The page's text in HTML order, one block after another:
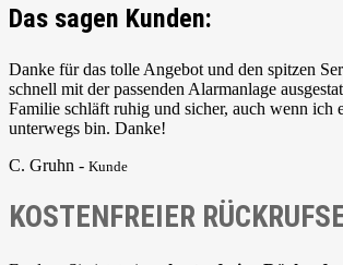
Das sagen Kunden:
Danke für das tolle Angebot und den spitzen
schnell mit der passenden Alarmanlage
Familie schläft ruhig und sicher, auch wenn ich
unterwegs bin. Danke!
C. Gruhn - Kunde
KOSTENFREIER